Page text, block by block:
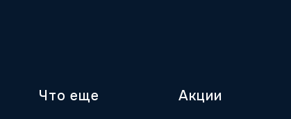
Что еще Акции